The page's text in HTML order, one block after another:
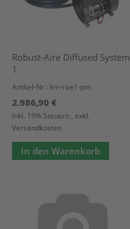
Robust-Aire Diffused System
1
Artikel-Nr.: km-rae1-pm
2.986,90 €
Inkl. 19% Steuern , exkl.
Versandkosten
In den Warenkorb